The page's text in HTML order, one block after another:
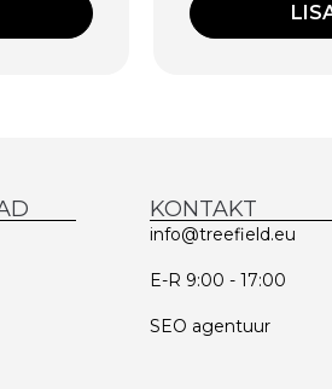
KONTAKT
info@treefield.eu
E-R 9:00 - 17:00
SEO agentuur